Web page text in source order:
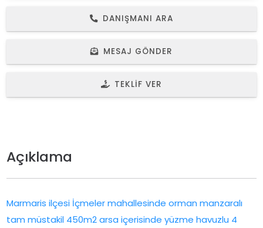
DANIŞMANI ARA
MESAJ GÖNDER
TEKLIF VER
Açıklama
Marmaris ilçesi İçmeler mahallesinde orman manzaralı
tam müstakil 450m2 arsa içerisinde yüzme havuzlu 4